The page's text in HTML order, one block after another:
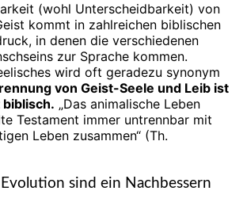
(wohl Unterscheidbarkeit) von
kommt in zahlreichen biblischen
in denen die verschiedenen
zur Sprache kommen.
wird oft geradezu synonym
von Geist-Seele und Leib ist
„Das animalische Leben
Testament immer untrennbar mit
Leben zusammen“ (Th.
sind ein Nachbessern